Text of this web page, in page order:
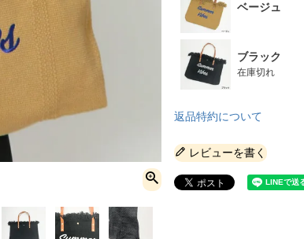
ベージュ
ブラック
在庫切れ
返品特約について
レビューを書く